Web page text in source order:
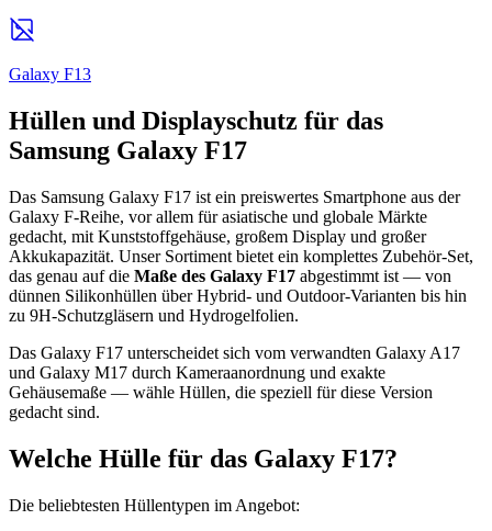
Galaxy F13
Hüllen und Displayschutz für das
Samsung Galaxy F17
Das Samsung Galaxy F17 ist ein preiswertes Smartphone aus der
Galaxy F-Reihe, vor allem für asiatische und globale Märkte
gedacht, mit Kunststoffgehäuse, großem Display und großer
Akkukapazität. Unser Sortiment bietet ein komplettes Zubehör-Set,
das genau auf die Maße des Galaxy F17 abgestimmt ist — von
dünnen Silikonhüllen über Hybrid- und Outdoor-Varianten bis hin
zu 9H-Schutzgläsern und Hydrogelfolien.
Das Galaxy F17 unterscheidet sich vom verwandten Galaxy A17
und Galaxy M17 durch Kameraanordnung und exakte
Gehäusemaße — wähle Hüllen, die speziell für diese Version
gedacht sind.
Welche Hülle für das Galaxy F17?
Die beliebtesten Hüllentypen im Angebot: